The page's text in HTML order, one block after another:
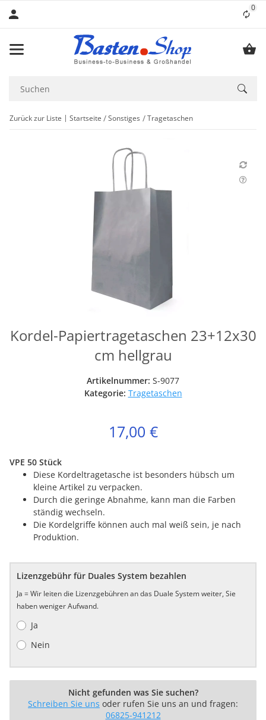
0
Zurück zur Liste Startseite Sonstiges Tragetaschen
Kordel-Papiertragetaschen 23+12x30
cm hellgrau
Artikelnummer: S-9077
Kategorie: Tragetaschen
17,00 €
VPE 50 Stück
Diese Kordeltragetasche ist besonders hübsch um
kleine Artikel zu verpacken.
Durch die geringe Abnahme, kann man die Farben
ständig wechseln.
Die Kordelgriffe können auch mal weiß sein, je nach
Produktion.
Lizenzgebühr für Duales System bezahlen
Ja = Wir leiten die Lizenzgebühren an das Duale System weiter, Sie
haben weniger Aufwand.
Ja
Nein
Nicht gefunden was Sie suchen?
Schreiben Sie uns oder rufen Sie uns an und fragen:
06825-941212